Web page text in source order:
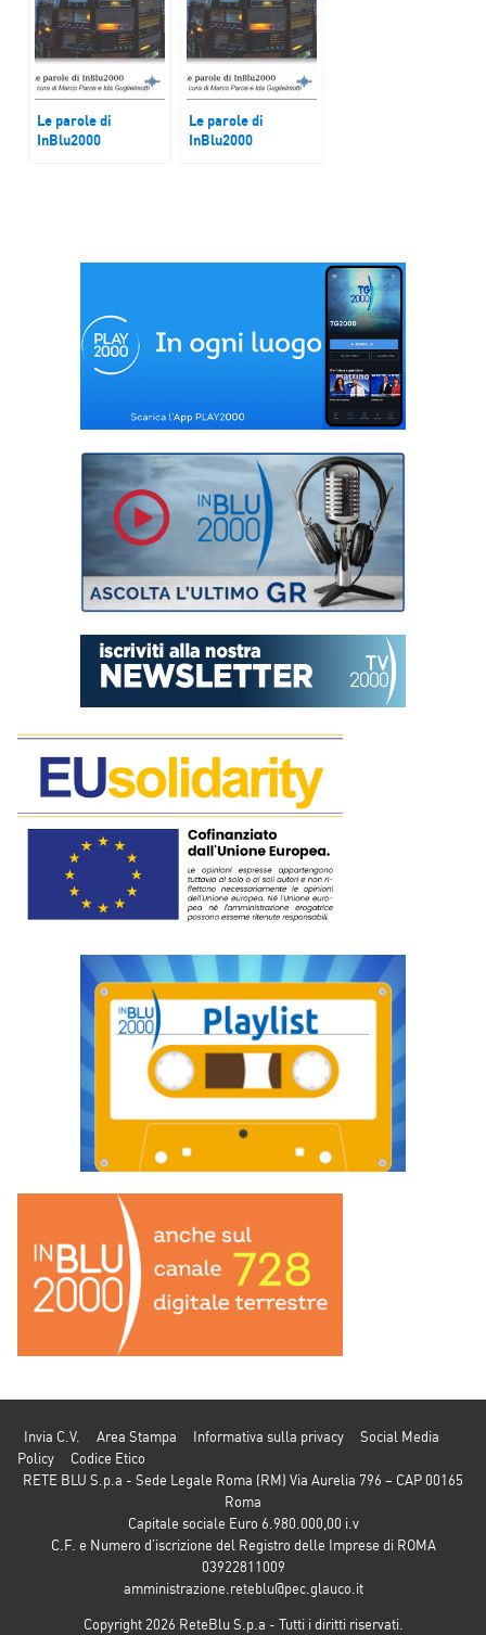
Le parole di
InBlu2000
Le parole di
InBlu2000
Invia C.V. Area Stampa Informativa sulla privacy
Social Media
Policy
Codice Etico
RETE BLU S.p.a - Sede Legale Roma (RM) Via Aurelia 796 – CAP 00165
Roma
Capitale sociale Euro 6.980.000,00 i.v
C.F. e Numero d’iscrizione del Registro delle Imprese di ROMA
03922811009
amministrazione.reteblu@pec.glauco.it
Copyright 2026 ReteBlu S.p.a - Tutti i diritti riservati.